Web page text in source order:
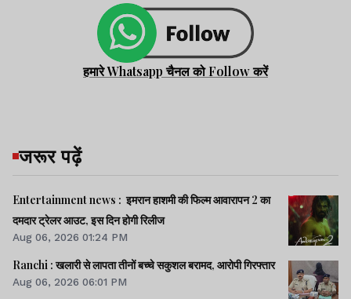
हमारे Whatsapp चैनल को Follow करें
जरूर पढ़ें
Entertainment news : इमरान हाशमी की फिल्म आवारापन 2 का
दमदार ट्रेलर आउट, इस दिन होगी रिलीज
Aug 06, 2026 01:24 PM
Ranchi : खलारी से लापता तीनों बच्चे सकुशल बरामद, आरोपी गिरफ्तार
Aug 06, 2026 06:01 PM